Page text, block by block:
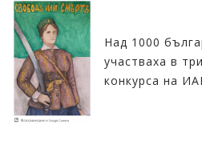
Над 1000
участваха в
конкурса на